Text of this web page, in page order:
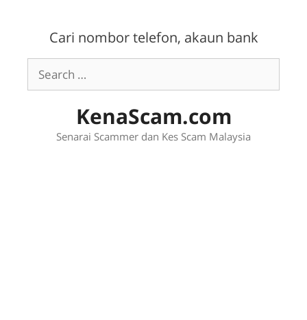
Cari nombor telefon, akaun bank
Search
for:
KenaScam.com
Senarai Scammer dan Kes Scam Malaysia